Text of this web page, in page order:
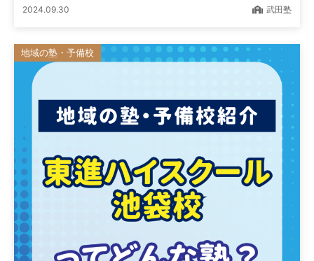
2024.09.30 武田塾
地域の塾・予備校